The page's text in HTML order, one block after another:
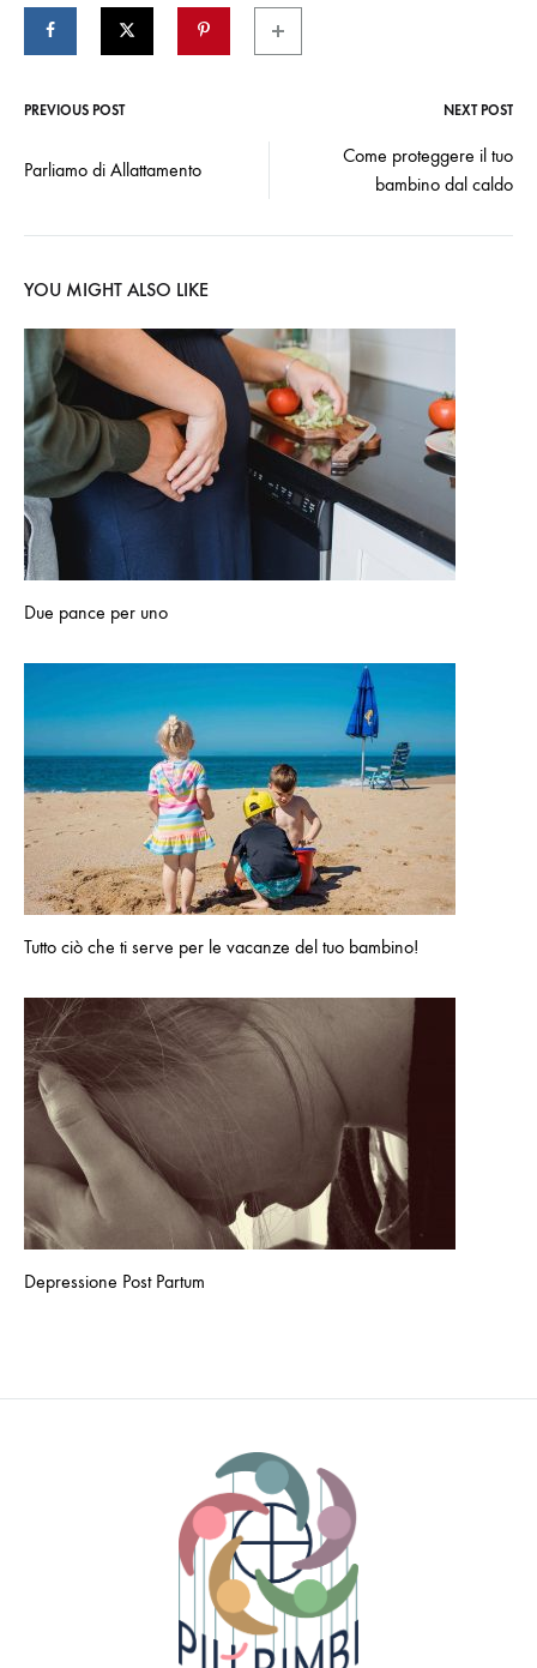
PREVIOUS POST NEXT POST
Parliamo di Allattamento
Come proteggere il tuo
bambino dal caldo
YOU MIGHT ALSO LIKE
Due pance per uno
Tutto ciò che ti serve per le vacanze del tuo bambino!
Depressione Post Partum